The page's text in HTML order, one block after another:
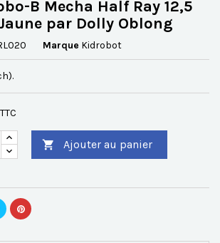
B Mecha Half Ray 12,5
par Dolly Oblong
Marque Kidrobot
TTC
 Ajouter au panier